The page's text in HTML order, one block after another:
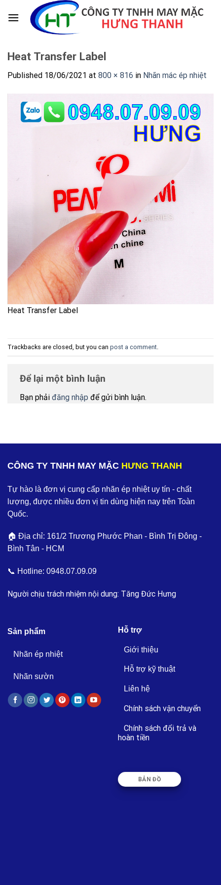
Heat Transfer Label
Published 18/06/2021 at 800 × 816 in Nhãn mác ép nhiệt
Heat Transfer Label
Trackbacks are closed, but you can post a comment
Để lại một bình luận
Bạn phải đăng nhập để gửi bình luận.
CÔNG TY TNHH MAY MẶC HƯNG THANH
Tự hào là đơn vị cung cấp nhãn ép nhiệt uy tín - chất
lượng, được nhiều đơn vị tin dùng hiện nay trên Toàn
Quốc.
🏠 Địa chỉ: 161/2 Trương Phước Phan - Bình Trị Đông -
Bình Tân - HCM
📞 Hotline: 0948.07.09.09
Người chịu trách nhiệm nội dung: Tăng Đức Hưng
Sản phẩm
Nhãn ép nhiệt
Nhãn sườn
Hỗ trợ
Giới thiệu
Hỗ trợ kỹ thuật
Liên hệ
Chính sách vận chuyển
Chính sách đổi trả và
hoàn tiền
BẢN ĐỒ